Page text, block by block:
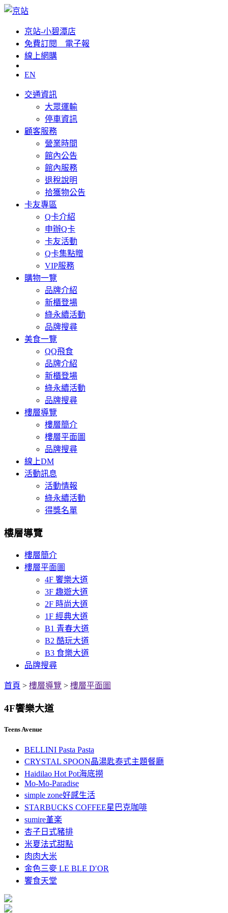
京站-小碧潭店
免費訂閱__電子報
線上網購
EN
交通資訊
大眾運輸
停車資訊
顧客服務
營業時間
館內公告
館內服務
退稅說明
拾獲物公告
卡友專區
Q卡介紹
申辦Q卡
卡友活動
Q卡集點贈
VIP服務
購物一覽
品牌介紹
新櫃登場
綠永續活動
品牌搜尋
美食一覽
QQ飛食
品牌介紹
新櫃登場
綠永續活動
品牌搜尋
樓層導覽
樓層簡介
樓層平面圖
品牌搜尋
線上DM
活動訊息
活動情報
綠永續活動
得獎名單
樓層導覽
樓層簡介
樓層平面圖
4F 饗樂大道
3F 趣遊大道
2F 時尚大道
1F 經典大道
B1 青春大道
B2 酷玩大道
B3 食樂大道
品牌搜尋
首頁 > 樓層導覽 > 樓層平面圖
4F饗樂大道
Teens Avenue
BELLINI Pasta Pasta
CRYSTAL SPOON晶湯匙泰式主題餐廳
Haidilao Hot Pot海底撈
Mo-Mo-Paradise
simple zone好感生活
STARBUCKS COFFEE星巴克咖啡
sumire堇楽
杏子日式豬排
米夏法式甜點
肉肉大米
金色三麥 LE BLE D′OR
饗食天堂